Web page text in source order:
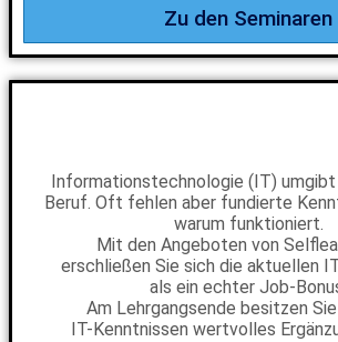
Zu den Seminaren
Informationstechnologie (IT) umgibt
Beruf. Oft fehlen aber fundierte
warum funktioniert.
Mit den Angeboten von
erschließen Sie sich die aktuellen
als ein echter Job-
Am Lehrgangsende besitzen
IT-Kenntnissen wertvolles